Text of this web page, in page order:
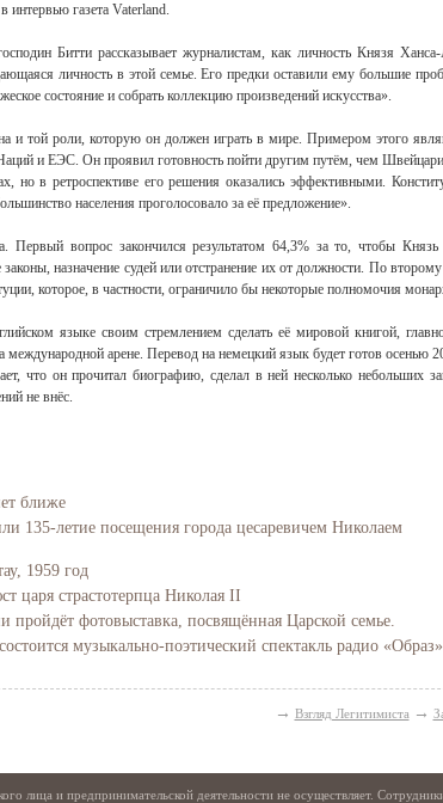
интервью газета Vaterland.
Битти рассказывает журналистам, как личность Князя
личность в этой семье. Его предки оставили ему большие
состояние и собрать коллекцию произведений искусства».
и той роли, которую он должен играть в мире. Примером этого
и ЕЭС. Он проявил готовность пойти другим путём, чем
но в ретроспективе его решения оказались эффективными.
населения проголосовало за её предложение».
вопрос закончился результатом 64,3% за то, чтобы Князь
назначение судей или отстранение их от должности. По
которое, в частности, ограничило бы некоторые полномочия
языке своим стремлением сделать её мировой книгой,
арене. Перевод на немецкий язык будет готов осенью
что он прочитал биографию, сделал в ней несколько небольших
не внёс.
ближе
135-летие посещения города цесаревичем Николаем
1959 год
царя страстотерпца Николая II
пройдёт фотовыставка, посвящённая Царской семье.
музыкально-поэтический спектакль радио «Образ»
→ Взгляд Легитимиста →
лица и предпринимательской деятельности не осуществляет.